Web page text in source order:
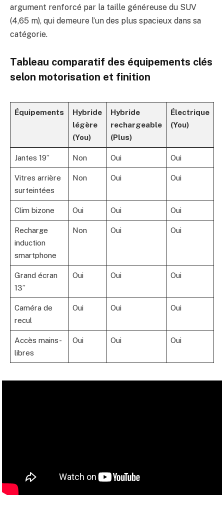
argument renforcé par la taille généreuse du SUV
(4,65 m), qui demeure l’un des plus spacieux dans sa
catégorie.
Tableau comparatif des équipements clés
selon motorisation et finition
Équipements
Hybride
légère
(You)
Hybride
rechargeable
(Plus)
Électrique
(You)
Jantes 19” Non Oui Oui
Vitres arrière
surteintées
Non Oui Oui
Clim bizone Oui Oui Oui
Recharge
induction
smartphone
Non Oui Oui
Grand écran
13”
Oui Oui Oui
Caméra de
recul
Oui Oui Oui
Accès mains-
libres
Oui Oui Oui